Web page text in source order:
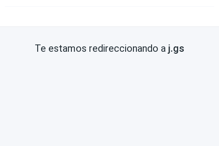
Te estamos redireccionando a j.gs